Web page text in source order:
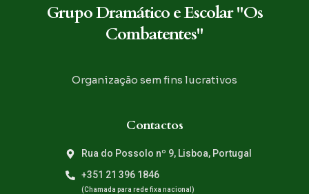
Grupo Dramático e Escolar "Os
Combatentes"
Organização sem fins lucrativos
Contactos
Rua do Possolo nº 9, Lisboa, Portugal
+351 21 396 1846
(Chamada para rede fixa nacional)